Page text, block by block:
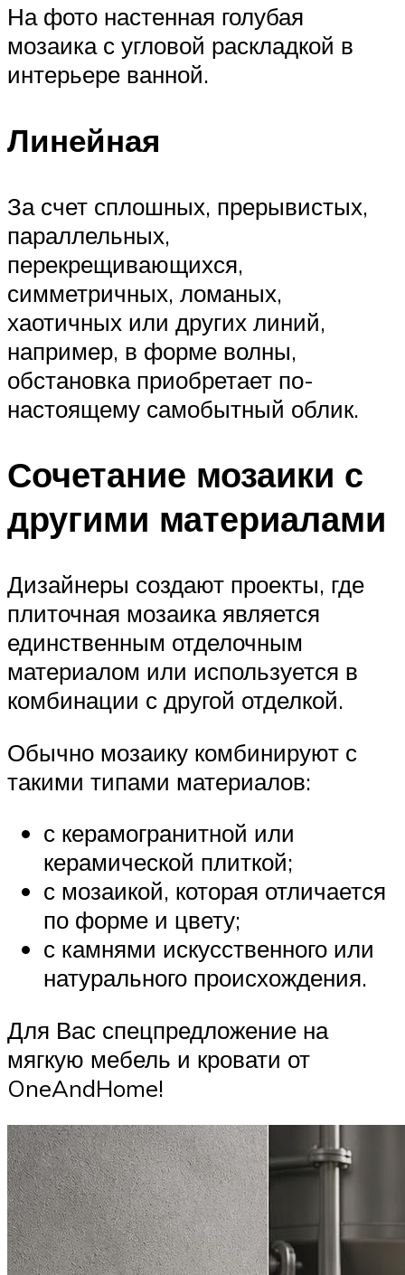
На фото настенная голубая
мозаика с угловой раскладкой в
интерьере ванной.
Линейная
За счет сплошных, прерывистых,
параллельных,
перекрещивающихся,
симметричных, ломаных,
хаотичных или других линий,
например, в форме волны,
обстановка приобретает по-
настоящему самобытный облик.
Сочетание мозаики с
другими материалами
Дизайнеры создают проекты, где
плиточная мозаика является
единственным отделочным
материалом или используется в
комбинации с другой отделкой.
Обычно мозаику комбинируют с
такими типами материалов:
с керамогранитной или
керамической плиткой;
с мозаикой, которая отличается
по форме и цвету;
с камнями искусственного или
натурального происхождения.
Для Вас спецпредложение на
мягкую мебель и кровати от
OneAndHome!